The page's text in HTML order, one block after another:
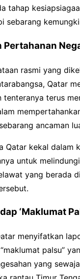
tahap
sebarang
Pertahanan
rasmi yang
Qatar
tenteranya terus
ancaman
Qatar kekal dalam
untuk
yang berada
‘Maklumat
menyifatkan
palsu”
yang